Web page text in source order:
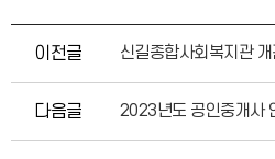
이전글 신길종합사회복지관
다음글 2023년도 공인중개사